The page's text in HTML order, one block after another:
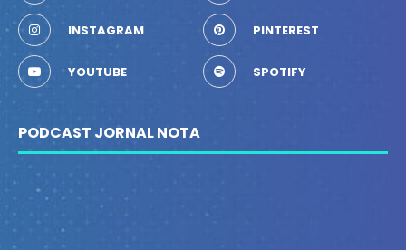
INSTAGRAM PINTEREST
YOUTUBE SPOTIFY
PODCAST JORNAL NOTA